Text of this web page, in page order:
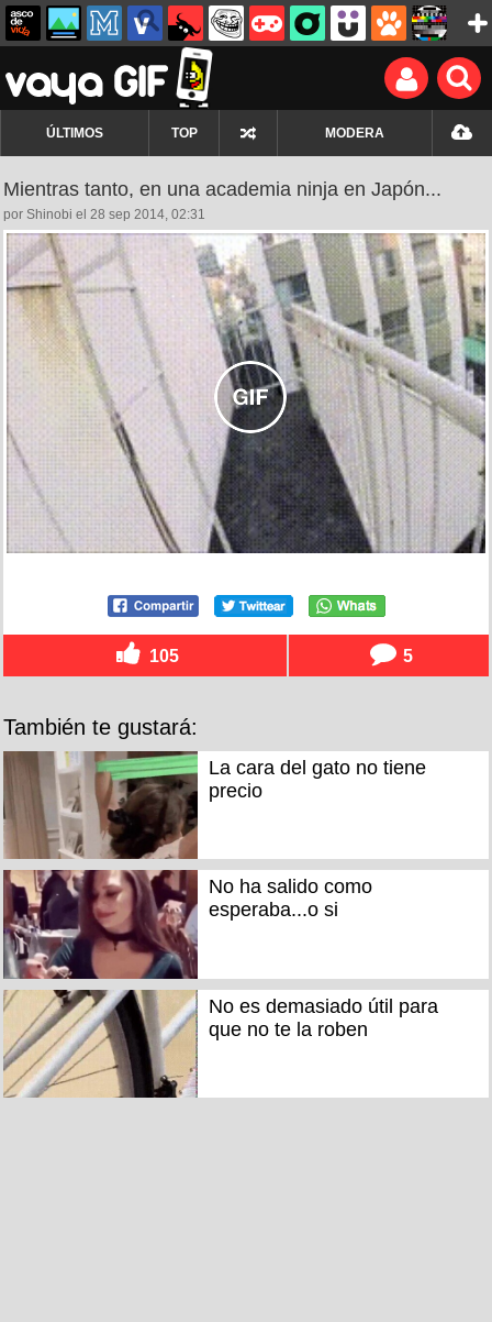
ÚLTIMOS TOP MODERA
Mientras tanto, en una academia ninja en Japón...
por Shinobi el 28 sep 2014, 02:31
105 5
También te gustará:
La cara del gato no tiene
precio
No ha salido como
esperaba...o si
No es demasiado útil para
que no te la roben